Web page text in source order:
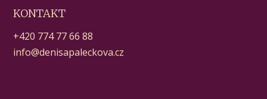
KONTAKT
+420 774 77 66 88
info@denisapaleckova.cz